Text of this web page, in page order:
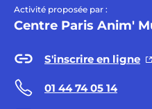
Activité proposée par :
Centre Paris Anim'
S'inscrire en ligne
01 44 74 05 14